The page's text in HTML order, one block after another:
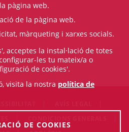
pàgina web.
de la pàgina web.
màrqueting i xarxes socials.
acceptes la instal·lació de totes
les tu mateix/a o
de cookies'.
visita la nostra política de
DE COOKIES